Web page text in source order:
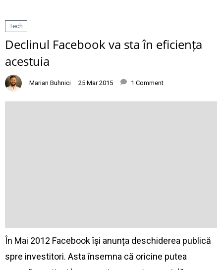
Tech
Declinul Facebook va sta în eficiența
acestuia
Marian Buhnici 25 Mar 2015 1 Comment
În Mai 2012 Facebook își anunța deschiderea publică
spre investitori. Asta însemna că oricine putea